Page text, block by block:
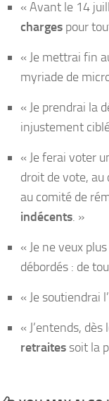
« Avant le 14
charges pour
« Je mettrai fin
myriade de
« Je prendrai la
injustement
« Je ferai voter
droit de vote, au
au comité de
indécents. »
« Je ne veux
débordés : de
« Je soutiendrai
« J’entends,
retraites soit la